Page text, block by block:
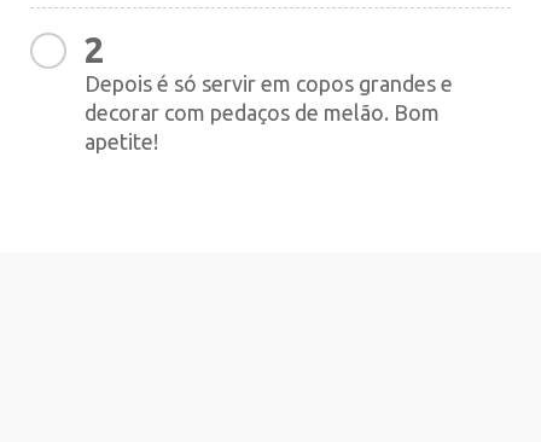
2
Depois é só servir em copos grandes e
decorar com pedaços de melão. Bom
apetite!